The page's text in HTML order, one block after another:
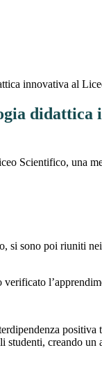
innovativa al
didattica
Scientifico, una
si sono poi riuniti nei
positiva
creando